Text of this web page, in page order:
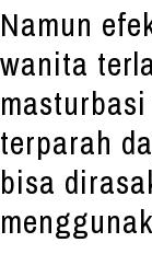
Namun
wanita
terparah
bisa